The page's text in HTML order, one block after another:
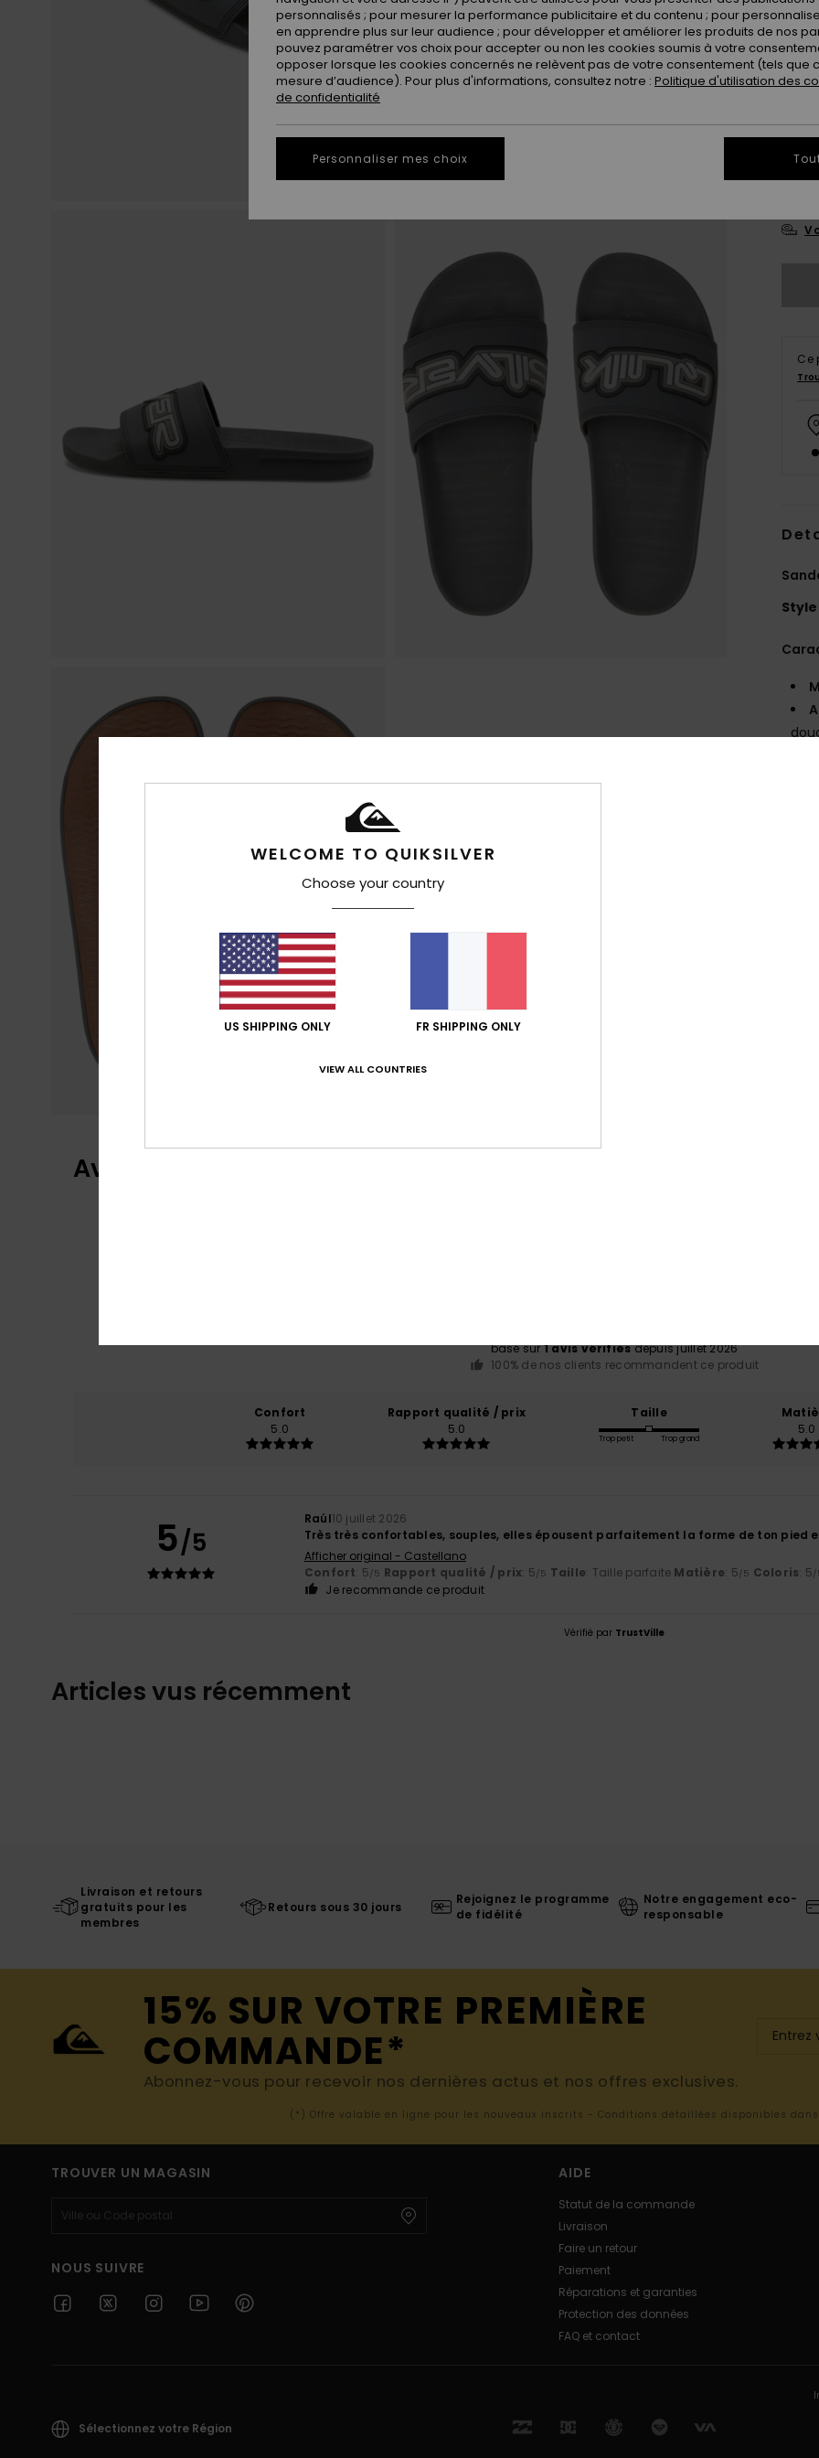
39
45
Ce
Style
Avis clients
basé sur1 avis vérifiésdepuis juillet 2026
100% de nos clients recommandent ce produit
Confort
5.0
Rapport qualité / prix
5.0
Taille
Trop petit Trop grand
5.0
5/5
Raúl10 juillet 2026
Très très confortables, souples, elles épousent parfaitement la forme de ton pied
Afficher original - Castellano
Confort: 5 /5 Rapport qualité / prix: 5 /5 Taille: Taille parfaite Matière: 5 /5 Coloris: 5 /
Je recommande ce produit
Vérifié par TrustVille
Articles vus récemment
Livraison et retours
gratuits pour les
membres
Retours sous 30 jours
Rejoignez le programme
de fidélité
Notre engagement eco-
responsable
15% SUR VOTRE PREMIÈRE
COMMANDE*
Abonnez-vous pour recevoir nos dernières actus et nos offres exclusives.
(*) Offre valable en ligne pour les nouveaux inscrits - Conditions détaillées disponibles
TROUVER UN MAGASIN
NOUS SUIVRE
AIDE
Statut de la commande
Livraison
Faire un retour
Paiement
Réparations et garanties
Protection des données
FAQ et contact
Sélectionnez votre Région
WELCOME TO QUIKSILVER
Choose your country
US SHIPPING ONLY FR SHIPPING ONLY
VIEW ALL COUNTRIES
personnalisés ; pour mesurer la performance publicitaire et du contenu ; pour
en apprendre plus sur leur audience ; pour développer et améliorer les produits de nos
pouvez paramétrer vos choix pour accepter ou non les cookies soumis à votre
opposer lorsque les cookies concernés ne relèvent pas de votre consentement (tels que
mesure d’audience). Pour plus d'informations, consultez notre : Politique d'utilisation des
de confidentialité
Personnaliser mes choix